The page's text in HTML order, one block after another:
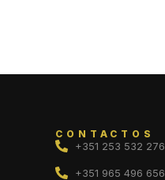
CONTACTOS
+351 253 532 276
+351 965 496 656